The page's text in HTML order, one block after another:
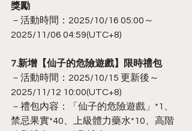
獎勵
－活動時間：2025/10/16 05:00～
2025/11/06 04:59(UTC+8)
7.新增【仙子的危險遊戲】限時禮包
－活動時間：2025/10/15 更新後～
2025/11/12 10:00(UTC+8)
－禮包內容：「仙子的危險遊戲」*1、
禁忌果實*40、上級體力藥水*10、高階